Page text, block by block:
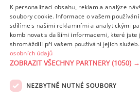
Tuk
z toho nas. mastné kyseliny
Detailní rozpis
K personalizaci obsahu, reklam a analýze
soubory cookie. Informace o vašem
sdílíme s našimi reklamními a analytickými
kombinovat s dalšími informacemi, které jste
shromáždili při vašem používání jejich
osobních údajů
ZOBRAZIT VŠECHNY PARTNERY(1050) →
NEZBYTNĚ NUTNÉ SOUBORY